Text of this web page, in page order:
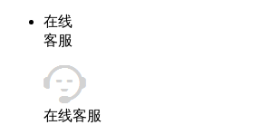
在线
客服
在线客服